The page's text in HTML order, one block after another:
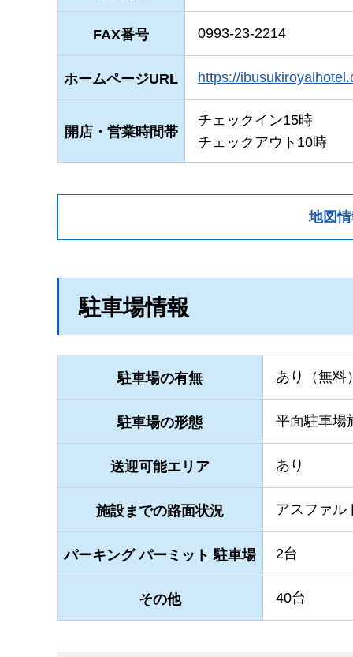
FAX番号 0993-23-2214
ホームページURL https://
開店・営業時間帯
チェックイン15時
チェックアウト10時
地図
駐車場情報
駐車場の有無 あり（無料
駐車場の形態 平面駐車場
送迎可能エリア あり
施設までの路面状況 アスファル
パーキング パーミット 駐車場 2台
その他 40台